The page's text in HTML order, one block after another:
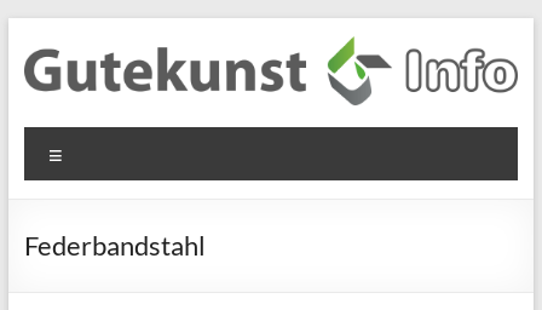
content
Gutekunst
Formfedern
GmbH
Informationen
Flachmaterial
Federbandstahl